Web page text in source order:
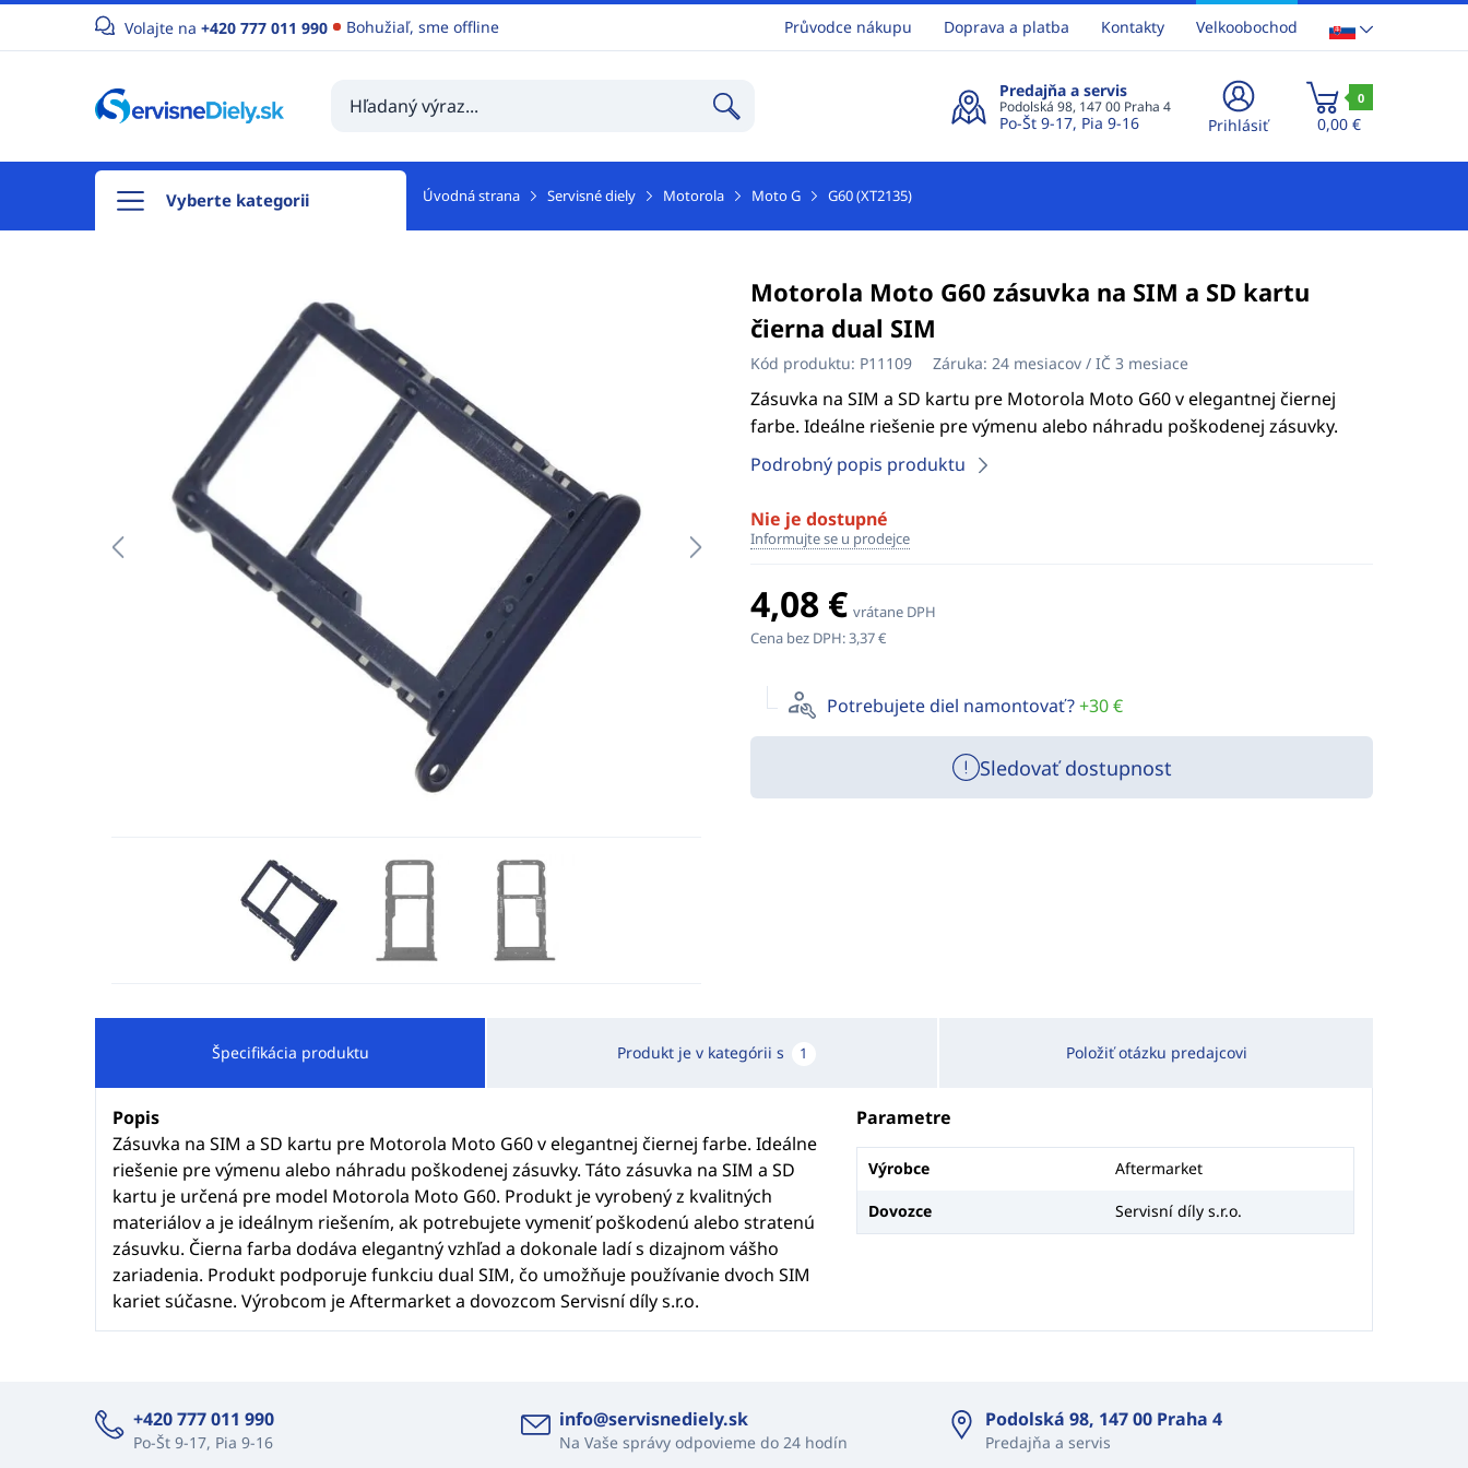
Volajte na +420 777 011 990 Bohužiaľ, sme offline Průvodce nákupu Doprava a platba Kontakty Velkoobochod
Predajňa a servis
Podolská 98, 147 00 Praha 4
Po-Št 9-17, Pia 9-16 Prihlásiť
0
0,00 €
Vyberte kategorii Úvodná strana Servisné diely Motorola Moto G G60 (XT2135)
Motorola Moto G60 zásuvka na SIM a SD kartu
čierna dual SIM
Kód produktu: P11109 Záruka: 24 mesiacov / IČ 3 mesiace
Zásuvka na SIM a SD kartu pre Motorola Moto G60 v elegantnej čiernej
farbe. Ideálne riešenie pre výmenu alebo náhradu poškodenej zásuvky.
Podrobný popis produktu
Nie je dostupné
Informujte se u prodejce
4,08 € vrátane DPH
Cena bez DPH:3,37 €
Potrebujete diel namontovať?+30 €
Sledovať dostupnost
Špecifikácia produktu Produkt je v kategórii s 1 Položiť otázku predajcovi
Popis
Zásuvka na SIM a SD kartu pre Motorola Moto G60 v elegantnej čiernej farbe. Ideálne
riešenie pre výmenu alebo náhradu poškodenej zásuvky. Táto zásuvka na SIM a SD
kartu je určená pre model Motorola Moto G60. Produkt je vyrobený z kvalitných
materiálov a je ideálnym riešením, ak potrebujete vymeniť poškodenú alebo stratenú
zásuvku. Čierna farba dodáva elegantný vzhľad a dokonale ladí s dizajnom vášho
zariadenia. Produkt podporuje funkciu dual SIM, čo umožňuje používanie dvoch SIM
kariet súčasne. Výrobcom je Aftermarket a dovozcom Servisní díly s.r.o.
Parametre
Výrobce Aftermarket
Dovozce Servisní díly s.r.o.
+420 777 011 990
Po-Št 9-17, Pia 9-16
info@servisnediely.sk
Na Vaše správy odpovieme do 24 hodín
Podolská 98, 147 00 Praha 4
Predajňa a servis